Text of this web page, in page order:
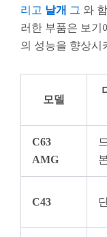
리고 날개 그 와
러한 부품은 보기
의 성능을 향상시
모델
C63
AMG
C43